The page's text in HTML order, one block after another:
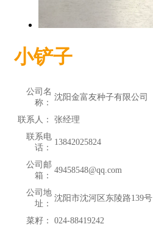
小铲子
公司名
称：
沈阳金富友种子有限公司
联系人：
张经理
联系电
话：
13842025824
公司邮
箱：
49458548@qq.com
公司地
址：
沈阳市沈河区东陵路139号
菜籽：
024-88419242